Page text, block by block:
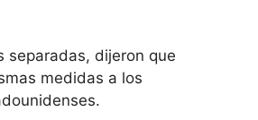
separadas, dijeron que
medidas a los